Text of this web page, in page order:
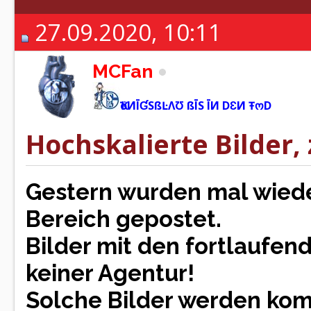
27.09.2020, 10:11
MCFan
ҠöИĪƓSßĿΛƱ ßĪS ĪИ DƐИ ŦოD
Hochskalierte
Gestern wurden mal
Bereich gepostet.
Bilder mit den
keiner Agentur!
Solche Bilder werden